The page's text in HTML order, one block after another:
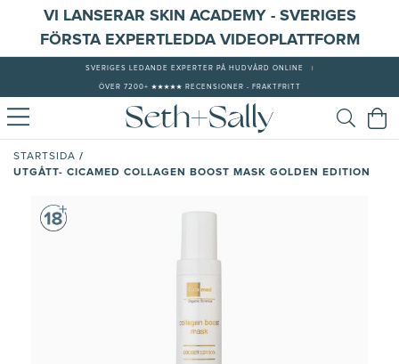
VI LANSERAR SKIN ACADEMY - SVERIGES
FÖRSTA EXPERTLEDDA VIDEOPLATTFORM
SVERIGES LEDANDE EXPERTER PÅ HUDVÅRD ONLINE
ÖVER 7200+ ★★★★★ RECENSIONER - FRAKTFRITT
STARTSIDA /
UTGÅTT- CICAMED COLLAGEN BOOST MASK GOLDEN EDITION